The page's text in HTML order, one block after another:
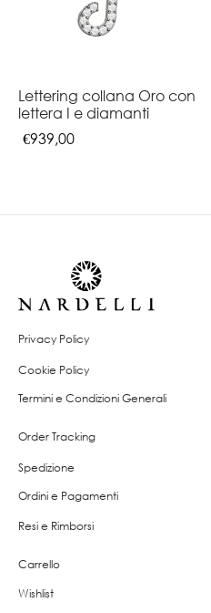
Lettering collana Oro con
lettera I e diamanti
€939,00
Privacy Policy
Cookie Policy
Termini e Condizioni Generali
Order Tracking
Spedizione
Ordini e Pagamenti
Resi e Rimborsi
Carrello
Wishlist